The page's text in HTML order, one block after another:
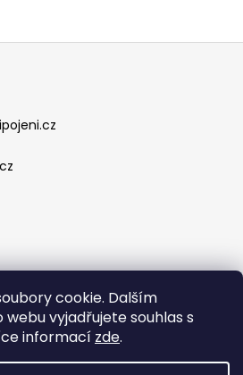
cookie. Dalším
vyjadřujete souhlas s
informací zde.
0KS /0 KČ